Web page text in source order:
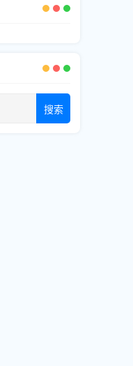
搜索